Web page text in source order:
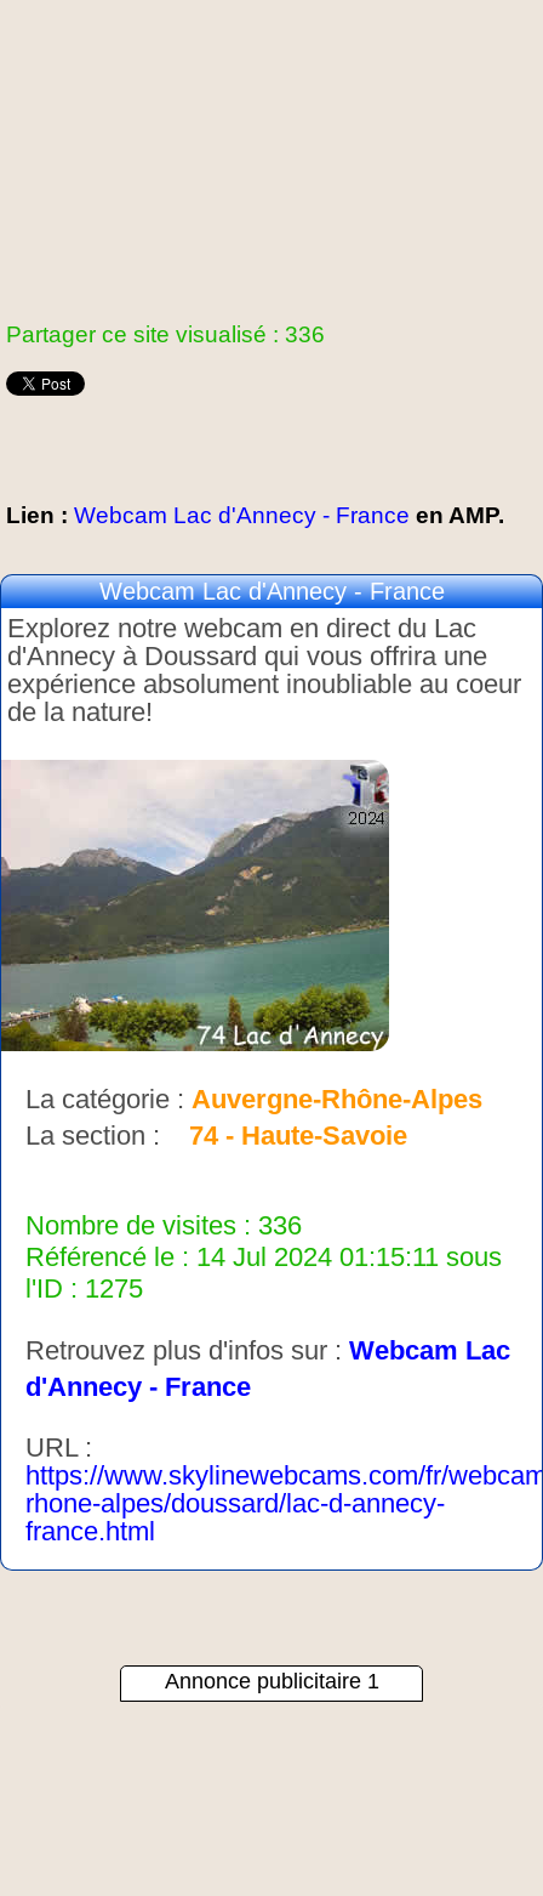
Partager ce site visualisé : 336
Lien : Webcam Lac d'Annecy - France en AMP.
Webcam Lac d'Annecy - France
Explorez notre webcam en direct du Lac
d'Annecy à Doussard qui vous offrira une
expérience absolument inoubliable au coeur
de la nature!
La catégorie : Auvergne-Rhône-Alpes
La section : 74 - Haute-Savoie
Nombre de visites : 336
Référencé le : 14 Jul 2024 01:15:11 sous
l'ID : 1275
Retrouvez plus d'infos sur : Webcam Lac
d'Annecy - France
URL :
https://www.skylinewebcams.com/fr/
rhone-alpes/doussard/lac-d-annecy-
france.html
Annonce publicitaire 1